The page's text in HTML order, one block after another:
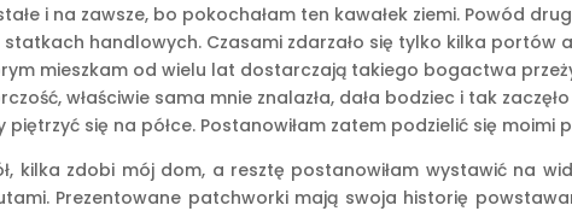
i na zawsze, bo pokochałam ten kawałek ziemi. Powód
handlowych. Czasami zdarzało się tylko kilka portów
mieszkam od wielu lat dostarczają takiego bogactwa
właściwie sama mnie znalazła, dała bodziec i tak
się na półce. Postanowiłam zatem podzielić się moimi
kilka zdobi mój dom, a resztę postanowiłam wystawić na
Prezentowane patchworki mają swoja historię